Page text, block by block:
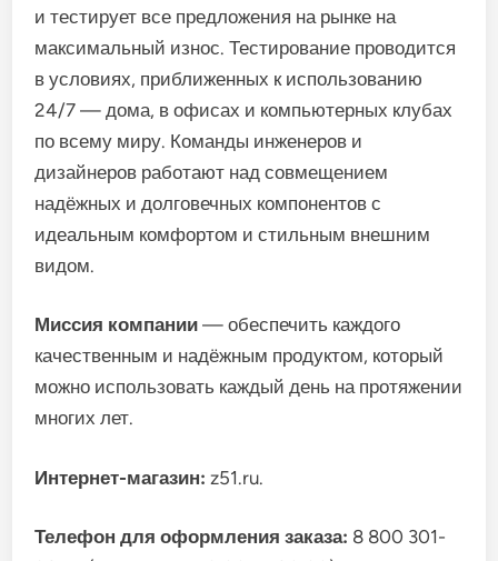
и тестирует все предложения на рынке на
максимальный износ. Тестирование проводится
в условиях, приближенных к использованию
24/7 — дома, в офисах и компьютерных клубах
по всему миру. Команды инженеров и
дизайнеров работают над совмещением
надёжных и долговечных компонентов с
идеальным комфортом и стильным внешним
видом.
Миссия компании — обеспечить каждого
качественным и надёжным продуктом, который
можно использовать каждый день на протяжении
многих лет.
Интернет-магазин: z51.ru.
Телефон для оформления заказа: 8 800 301-